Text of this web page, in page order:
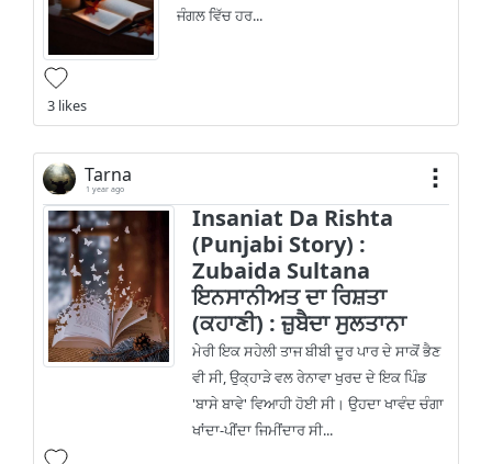
ਜੰਗਲ ਵਿੱਚ ਹਰ...
3 likes
Tarna
1 year ago
Insaniat Da Rishta
(Punjabi Story) :
Zubaida Sultana
ਇਨਸਾਨੀਅਤ ਦਾ ਰਿਸ਼ਤਾ
(ਕਹਾਣੀ) : ਜ਼ੁਬੈਦਾ ਸੁਲਤਾਨਾ
ਮੇਰੀ ਇਕ ਸਹੇਲੀ ਤਾਜ ਬੀਬੀ ਦੂਰ ਪਾਰ ਦੇ ਸਾਕੋਂ ਭੈਣ
ਵੀ ਸੀ, ਉਕ੍ਹਾੜੇ ਵਲ ਰੇਨਾਵਾ ਖੁਰਦ ਦੇ ਇਕ ਪਿੰਡ
'ਬਾਸੇ ਬਾਵੇ' ਵਿਆਹੀ ਹੋਈ ਸੀ। ਉਹਦਾ ਖਾਵੰਦ ਚੰਗਾ
ਖਾਂਦਾ-ਪੀਂਦਾ ਜਿਮੀਂਦਾਰ ਸੀ...